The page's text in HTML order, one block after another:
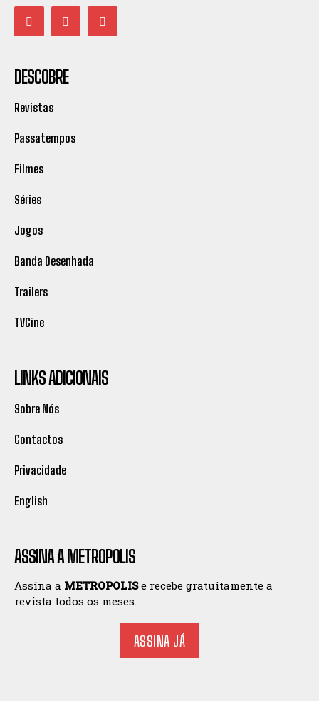
DESCOBRE
Revistas
Passatempos
Filmes
Séries
Jogos
Banda Desenhada
Trailers
TVCine
LINKS ADICIONAIS
Sobre Nós
Contactos
Privacidade
English
ASSINA A METROPOLIS
Assina a METROPOLISe recebe gratuitamente a
revista todos os meses.
ASSINA JÁ